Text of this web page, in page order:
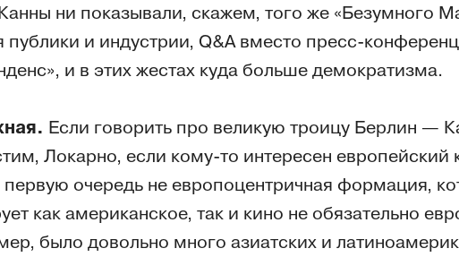
ни показывали, скажем, того же «Безумного
публики и индустрии, Q&A вместо пресс-
и в этих жестах куда больше демократизма.
Если говорить про великую троицу Берлин —
Локарно, если кому-то интересен европейский
первую очередь не европоцентричная формация,
как американское, так и кино не обязательно
было довольно много азиатских и